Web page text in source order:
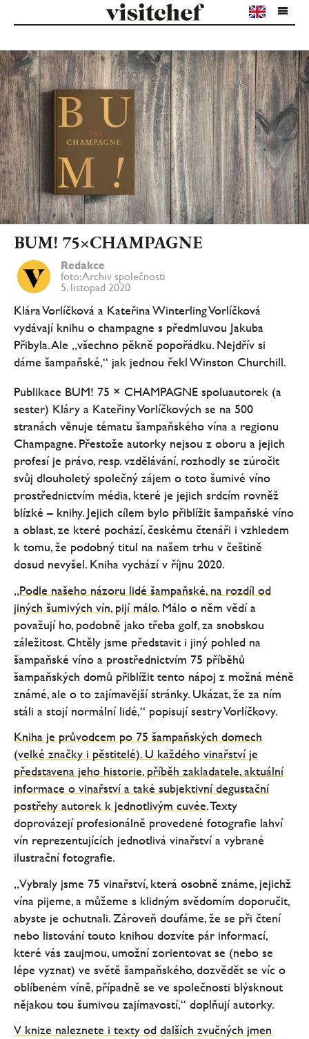
BUM! 75×CHAMPAGNE
Redakce
foto: Archiv společnosti
5. listopad 2020
Klára Vorlíčková a Kateřina Winterling Vorlíčková
vydávají knihu o champagne s předmluvou Jakuba
Přibyla. Ale „všechno pěkně popořádku. Nejdřív si
dáme šampaňské,“ jak jednou řekl Winston Churchill.
Publikace BUM! 75 × CHAMPAGNE spoluautorek (a
sester) Kláry a Kateřiny Vorlíčkových se na 500
stranách věnuje tématu šampaňského vína a regionu
Champagne. Přestože autorky nejsou z oboru a jejich
profesí je právo, resp. vzdělávání, rozhodly se zúročit
svůj dlouholetý společný zájem o toto šumivé víno
prostřednictvím média, které je jejich srdcím rovněž
blízké – knihy. Jejich cílem bylo přiblížit šampaňské víno
a oblast, ze které pochází, českému čtenáři i vzhledem
k tomu, že podobný titul na našem trhu v češtině
dosud nevyšel. Kniha vychází v říjnu 2020.
„Podle našeho názoru lidé šampaňské, na rozdíl od
jiných šumivých vín, pijí málo.Málo o něm vědí a
považují ho, podobně jako třeba golf, za snobskou
záležitost. Chtěly jsme představit i jiný pohled na
šampaňské víno a prostřednictvím 75 příběhů
šampaňských domů přiblížit tento nápoj z možná méně
známé, ale o to zajímavější stránky. Ukázat, že za ním
stáli a stojí normální lidé,“ popisují sestry Vorlíčkovy.
Kniha je průvodcem po 75 šampaňských domech
(velké značky i pěstitelé). U každého vinařství je
představena jeho historie, příběh zakladatele, aktuální
informace o vinařství a také subjektivní degustační
postřehy autorek k jednotlivým cuvée.Texty
doprovázejí profesionálně provedené fotografie lahví
vín reprezentujících jednotlivá vinařství a vybrané
ilustrační fotografie.
„Vybraly jsme 75 vinařství, která osobně známe, jejichž
vína pijeme, a můžeme s klidným svědomím doporučit,
abyste je ochutnali. Zároveň doufáme, že se při čtení
nebo listování touto knihou dozvíte pár informací,
které vás zaujmou, umožní zorientovat se (nebo se
lépe vyznat) ve světě šampaňského, dozvědět se víc o
oblíbeném víně, případně se ve společnosti blýsknout
nějakou tou šumivou zajímavostí,“ doplňují autorky.
V knize naleznete i texty od dalších zvučných jmen